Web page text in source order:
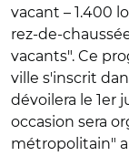
vacant – 1.400
rez-de-
vacants". Ce
ville s'inscrit
dévoilera le 1er
occasion sera
métropolitain"